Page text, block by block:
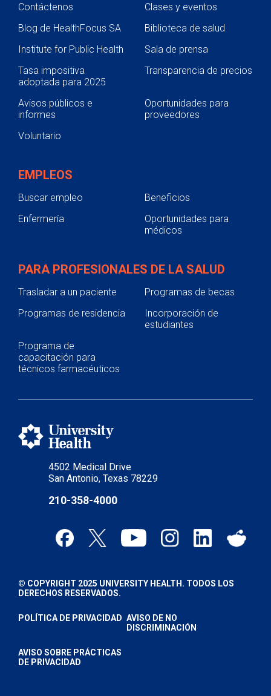
4502 Medical Drive
San Antonio, Texas 78229
210-358-4000
Contáctenos
Clases y eventos
Blog de HealthFocus SA
Biblioteca de salud
Institute for Public Health
Sala de prensa
Tasa impositiva
adoptada para 2025
Transparencia de precios
Avisos públicos e
informes
Oportunidades para
proveedores
Voluntario
EMPLEOS
Buscar empleo
Beneficios
Enfermería
Oportunidades para
médicos
PARA PROFESIONALES DE LA SALUD
Trasladar a un paciente
Programas de becas
Programas de residencia
Incorporación de
estudiantes
Programa de
capacitación para
técnicos farmacéuticos
© COPYRIGHT 2025 UNIVERSITY HEALTH. TODOS LOS
DERECHOS RESERVADOS.
POLÍTICA DE PRIVACIDAD AVISO DE NO
DISCRIMINACIÓN
AVISO SOBRE PRÁCTICAS
DE PRIVACIDAD